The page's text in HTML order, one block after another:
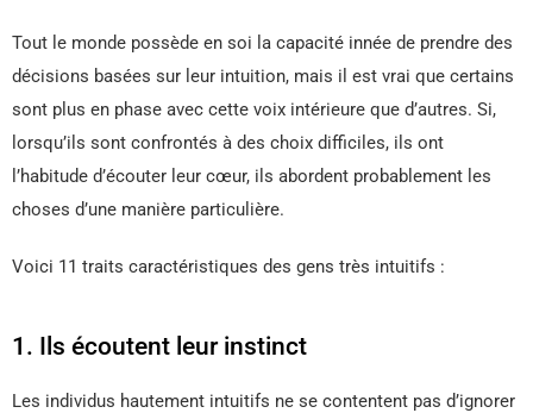
Tout le monde possède en soi la capacité innée de prendre des
décisions basées sur leur intuition, mais il est vrai que certains
sont plus en phase avec cette voix intérieure que d’autres. Si,
lorsqu’ils sont confrontés à des choix difficiles, ils ont
l’habitude d’écouter leur cœur, ils abordent probablement les
choses d’une manière particulière.
Voici 11 traits caractéristiques des gens très intuitifs :
1. Ils écoutent leur instinct
Les individus hautement intuitifs ne se contentent pas d’ignorer